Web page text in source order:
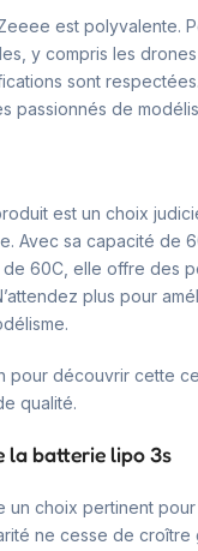
est polyvalente.
y compris les drones
sont
passionnés de
est un choix
Avec sa capacité de
60C, elle offre des
plus pour
pour découvrir cette
qualité.
la batterie lipo 3s
un choix pertinent
ne cesse de croître